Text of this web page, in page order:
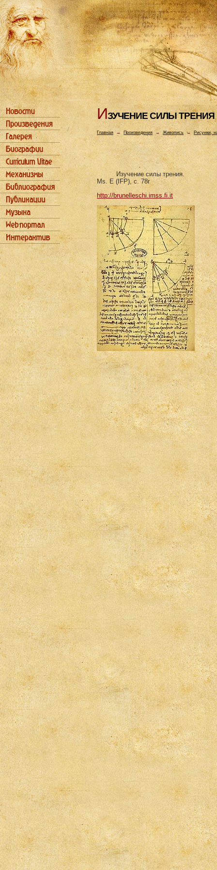
ИЗУЧЕHИЕ СИЛЫ ТРЕHИЯ
Главная→ Произведения → Живопись → Рисунки,
Изучение силы трения.
Ms. E (IFP), c. 78r
http://brunelleschi.imss.fi.it